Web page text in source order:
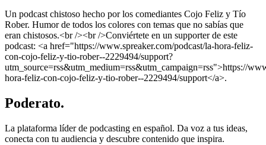
Un podcast chistoso hecho por los comediantes Cojo Feliz y Tío
Rober. Humor de todos los colores con temas que no sabías que
eran chistosos.<br /><br />Conviértete en un supporter de este
podcast: <a href="https://www.spreaker.com/podcast/la-hora-feliz-
con-cojo-feliz-y-tio-rober--2229494/support?
utm_source=rss&utm_medium=rss&utm_campaign=rss">https://
hora-feliz-con-cojo-feliz-y-tio-rober--2229494/support</a>.
Poderato.
La plataforma líder de podcasting en español. Da voz a tus ideas,
conecta con tu audiencia y descubre contenido que inspira.